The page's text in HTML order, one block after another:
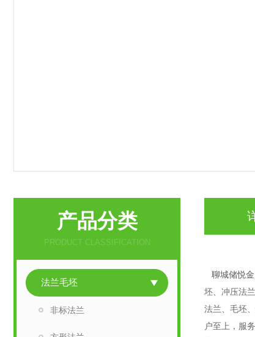
聊城储悦金
坯、冲压法
法兰、毛坯
户至上，服
产品分类
PRODUCT CLASSIFICATION
法兰毛坯
非标法兰